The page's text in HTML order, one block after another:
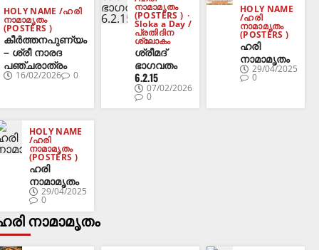
HOLY NAME /ഹരി
നാമാമൃതം
(POSTERS )
കീർത്തനപുണ്യം
– ശ്രീ നാരദ
പഞ്ചരാത്രം
16/02/2026 0
നാമാമൃതം
(POSTERS )
Sloka a Day /
പ്രതിദിന
ശ്ലോകം
ശ്രീമദ്
ഭാഗവതം
6.2.15
07/02/2026
0
HOLY NAME
/ഹരി
നാമാമൃതം
(POSTERS )
ഹരി
നാമാമൃതം
29/04/2025
0
HOLY NAME
/ഹരി
നാമാമൃതം
(POSTERS )
ഹരി
നാമാമൃതം
29/04/2025
0
നാമാമൃതം